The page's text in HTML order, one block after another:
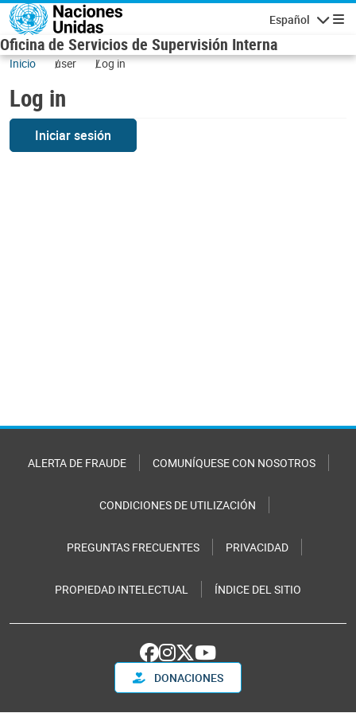
Skip to main content
Español
Oficina de Servicios de Supervisión Interna
Inicio user Log in
Log in
Iniciar sesión
ALERTA DE FRAUDE COMUNÍQUESE CON NOSOTROS
CONDICIONES DE UTILIZACIÓN
PREGUNTAS FRECUENTES PRIVACIDAD
PROPIEDAD INTELECTUAL ÍNDICE DEL SITIO
DONACIONES